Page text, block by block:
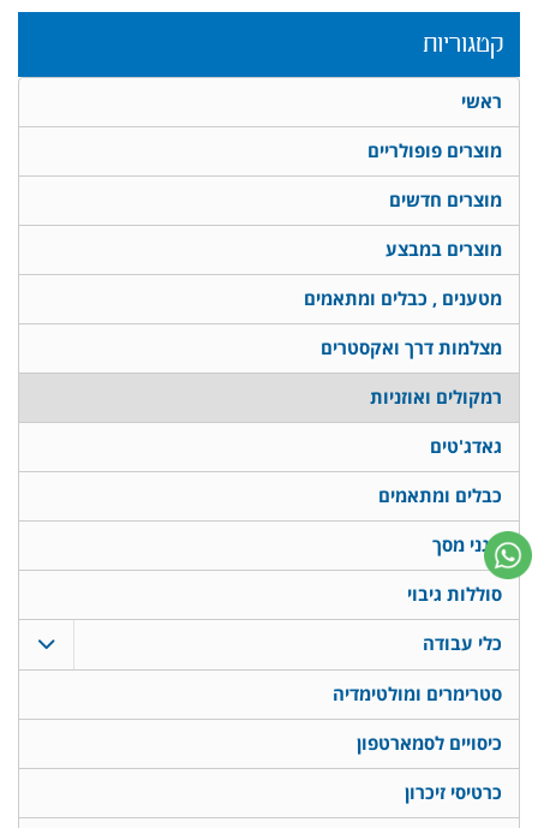
קטגוריות
ראשי
מוצרים פופולריים
מוצרים חדשים
מוצרים במבצע
מטענים , כבלים ומתאמים
מצלמות דרך ואקסטרים
רמקולים ואוזניות
גאדג'טים
כבלים ומתאמים
מגני מסך
סוללות גיבוי
כלי עבודה
סטרימרים ומולטימדיה
כיסויים לסמארטפון
כרטיסי זיכרון